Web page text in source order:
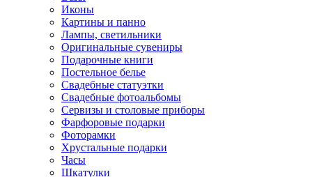
Иконы
Картины и панно
Лампы, светильники
Оригинальные сувениры
Подарочные книги
Постельное белье
Свадебные статуэтки
Свадебные фотоальбомы
Сервизы и столовые приборы
Фарфоровые подарки
Фоторамки
Хрустальные подарки
Часы
Шкатулки